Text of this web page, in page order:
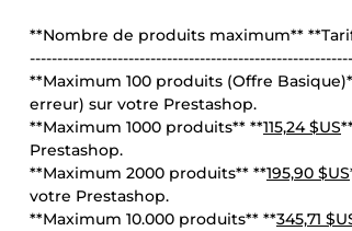
**Nombre de produits maximum**
**Maximum 100 produits (Offre
erreur) sur votre Prestashop.
**Maximum 1000 produits** **115,24 $US
Prestashop.
**Maximum 2000 produits** **195,90 $US
votre Prestashop.
**Maximum 10.000 produits** **345,71